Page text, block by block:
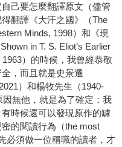
己要怎麼翻譯原文（儘管
翻譯《大汗之國》（The
Minds, 1998）和《現
in T. S. Eliot’s Earlier
）的時候，我曾經恭敬
，而且就是史景遷
）和楊牧先生（1940-
無他，就是為了確定：我
時候還可以發現原作的罅
的閱讀行為（the most
必須做一位稱職的讀者，才